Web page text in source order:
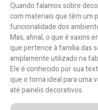
Quando falamos sobre
com materiais que têm um
funcionalidade dos
Mas, afinal, o que é xaxins
que pertence à família das
amplamente utilizado na
Ele é conhecido por sua
que o torna ideal para uma
até painéis decorativos.